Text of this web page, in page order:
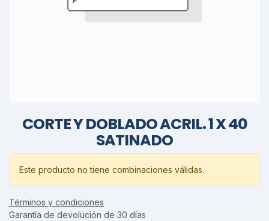
CORTE Y DOBLADO ACRIL. 1 X 40
SATINADO
Este producto no tiene combinaciones válidas.
Términos y condiciones
Garantía de devolución de 30 días